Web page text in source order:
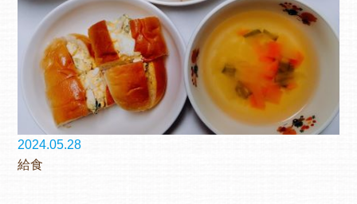
2024.05.28
給食